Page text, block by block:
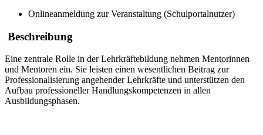
Onlineanmeldung zur Veranstaltung (Schulportalnutzer)
Beschreibung
Eine zentrale Rolle in der Lehrkräftebildung nehmen Mentorinnen
und Mentoren ein. Sie leisten einen wesentlichen Beitrag zur
Professionalisierung angehender Lehrkräfte und unterstützen den
Aufbau professioneller Handlungskompetenzen in allen
Ausbildungsphasen.